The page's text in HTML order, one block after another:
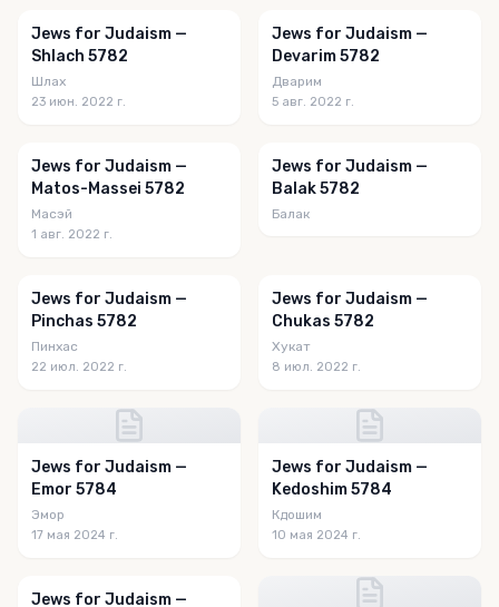
Jews for Judaism —
Shlach 5782
Шлах
23 июн. 2022 г.
Jews for Judaism —
Devarim 5782
Дварим
5 авг. 2022 г.
Jews for Judaism —
Matos-Massei 5782
Масэй
1 авг. 2022 г.
Jews for Judaism —
Balak 5782
Балак
Jews for Judaism —
Pinchas 5782
Пинхас
22 июл. 2022 г.
Jews for Judaism —
Chukas 5782
Хукат
8 июл. 2022 г.
Jews for Judaism —
Emor 5784
Эмор
17 мая 2024 г.
Jews for Judaism —
Kedoshim 5784
Кдошим
10 мая 2024 г.
Jews for Judaism —